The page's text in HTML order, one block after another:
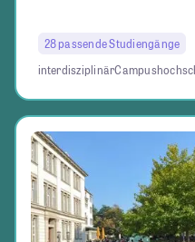
28 passende Studiengänge
interdisziplinär